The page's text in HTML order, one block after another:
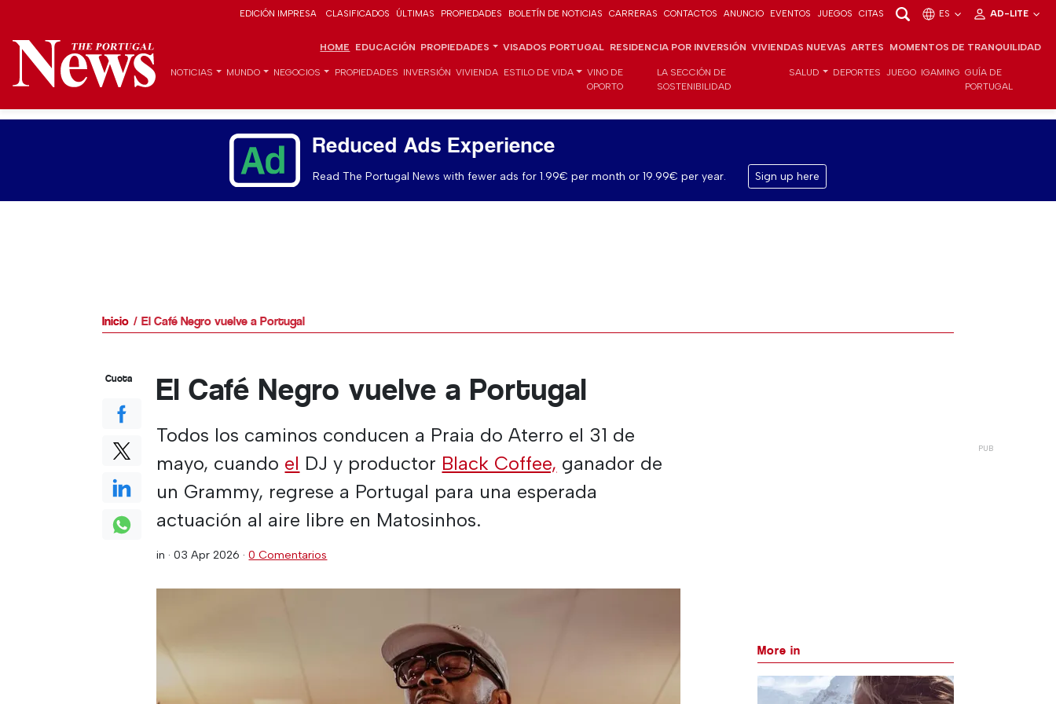
EDICIÓN IMPRESA CLASIFICADOS ÚLTIMAS PROPIEDADES BOLETÍN DE NOTICIAS CARRERAS CONTACTOS ANUNCIO EVENTOS JUEGOS CITAS ES AD-LITE
HOME EDUCACIÓN PROPIEDADES VISADOS PORTUGAL RESIDENCIA POR INVERSIÓN VIVIENDAS NUEVAS ARTES MOMENTOS DE TRANQUILIDAD
NOTICIAS MUNDO NEGOCIOS PROPIEDADES INVERSIÓN VIVIENDA ESTILO DE VIDA
VINO DE
OPORTO
LA SECCIÓN DE
SOSTENIBILIDAD
SALUD DEPORTES JUEGO IGAMING GUÍA DE
PORTUGAL
Reduced Ads Experience
Read The Portugal News with fewer ads for 1.99€ per month or 19.99€ per year. Sign up here
Inicio El Café Negro vuelve a Portugal
El Café Negro vuelve a Portugal
Todos los caminos conducen a Praia do Aterro el 31 de
mayo, cuando el DJ y productor Black Coffee, ganador de
un Grammy, regrese a Portugal para una esperada
actuación al aire libre en Matosinhos.
in ·03 Apr 2026 ·0 Comentarios
Cuota
More in